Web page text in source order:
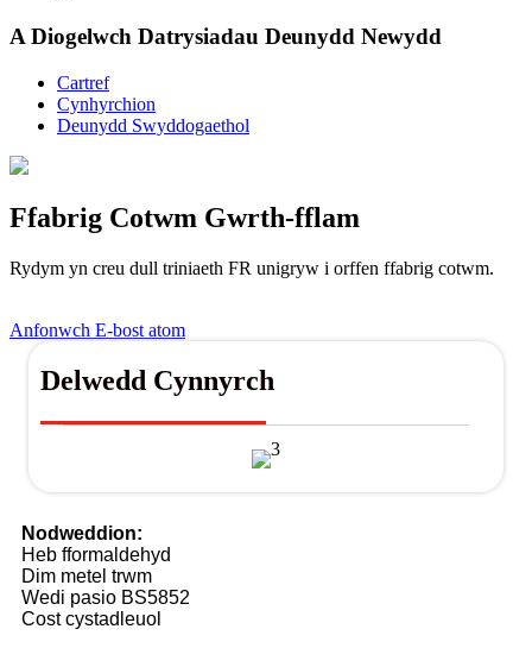
A Diogelwch Datrysiadau Deunydd Newydd
Cartref
Cynhyrchion
Deunydd Swyddogaethol
Ffabrig Cotwm Gwrth-fflam
Rydym yn creu dull triniaeth FR unigryw i orffen ffabrig cotwm.
Anfonwch E-bost atom
Delwedd Cynnyrch
Nodweddion:
Heb fformaldehyd
Dim metel trwm
Wedi pasio BS5852
Cost cystadleuol